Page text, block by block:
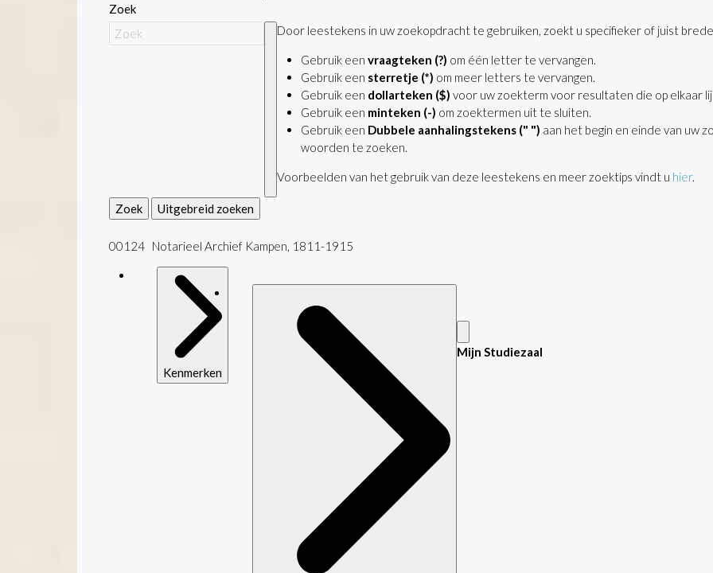
Zoek
Door leestekens in uw zoekopdracht te gebruiken, zoekt u specifieker of juist
Gebruik een vraagteken (?) om één letter te vervangen.
Gebruik een sterretje (*) om meer letters te vervangen.
Gebruik een dollarteken ($) voor uw zoekterm voor resultaten die op elkaar
Gebruik een minteken (-) om zoektermen uit te sluiten.
Gebruik een Dubbele aanhalingstekens (" ") aan het begin en einde van uw
woorden te zoeken.
Voorbeelden van het gebruik van deze leestekens en meer zoektips vindt u hier.
Zoek Uitgebreid zoeken
00124 Notarieel Archief Kampen, 1811-1915
Kenmerken
Mijn Studiezaal